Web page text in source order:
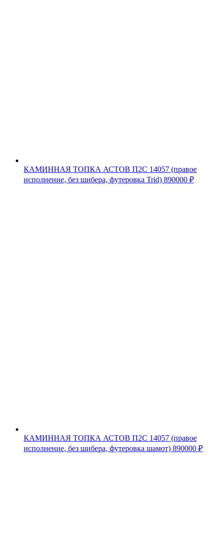
КАМИННАЯ ТОПКА АСТОВ П2С 14057 (правое
исполнение, без шибера, футеровка Trid) 890000 ₽
КАМИННАЯ ТОПКА АСТОВ П2С 14057 (правое
исполнение, без шибера, футеровка шамот) 890000 ₽